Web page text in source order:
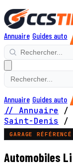
Annuaire Guides auto
Annuaire Guides auto
// Annuaire /
Saint-Denis
/
GARAGE RÉFÉRENCÉ
Automobiles Li